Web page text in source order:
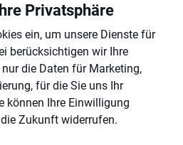
(ISOFIX)
Privatsphäre
ein, um unsere Dienste für
berücksichtigen wir Ihre
die Daten für Marketing,
für die Sie uns Ihr
können Ihre Einwilligung
Zukunft widerrufen.